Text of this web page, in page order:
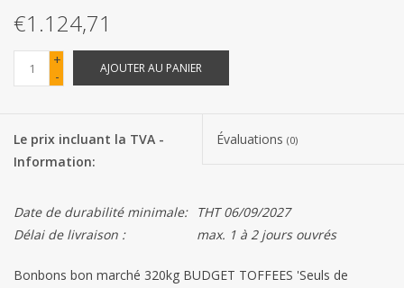
Cadeaux de Pâques
€1.124,71
+
-
AJOUTER AU PANIER
Le prix incluant la TVA -
Information:
Évaluations (0)
Date de durabilité minimale:
THT 06/09/2027
Délai de livraison :
max. 1 à 2 jours ouvrés
Bonbons bon marché 320kg BUDGET TOFFEES 'Seuls de